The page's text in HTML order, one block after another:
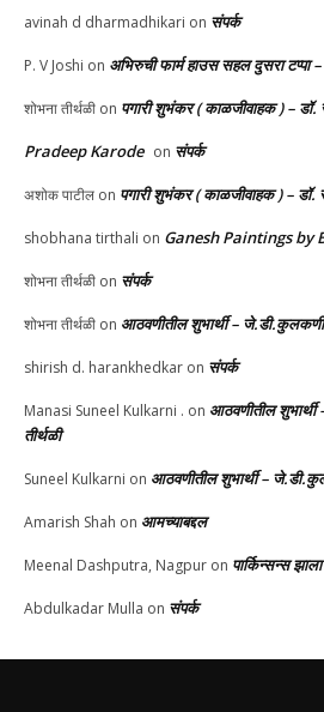
avinah d dharmadhikari on संपर्क
P. V Joshi on अभिरुची फार्म हाउस सहल दुसरा टप्पा –
शोभना तीर्थळी on पगारी शुभंकर ( काळजीवाहक ) – डॉ.
Pradeep Karode on संपर्क
अशोक पाटील on पगारी शुभंकर ( काळजीवाहक ) – डॉ.
shobhana tirthali on Ganesh Paintings by
शोभना तीर्थळी on संपर्क
शोभना तीर्थळी on आठवणीतील शुभार्थी – जे.डी.कुलकर्णी
shirish d. harankhedkar on संपर्क
Manasi Suneel Kulkarni . on आठवणीतील
तीर्थळी
Suneel Kulkarni on आठवणीतील शुभार्थी –
Amarish Shah on आमच्याबद्दल
Meenal Dashputra, Nagpur on पार्किन्सन्स
Abdulkadar Mulla on संपर्क